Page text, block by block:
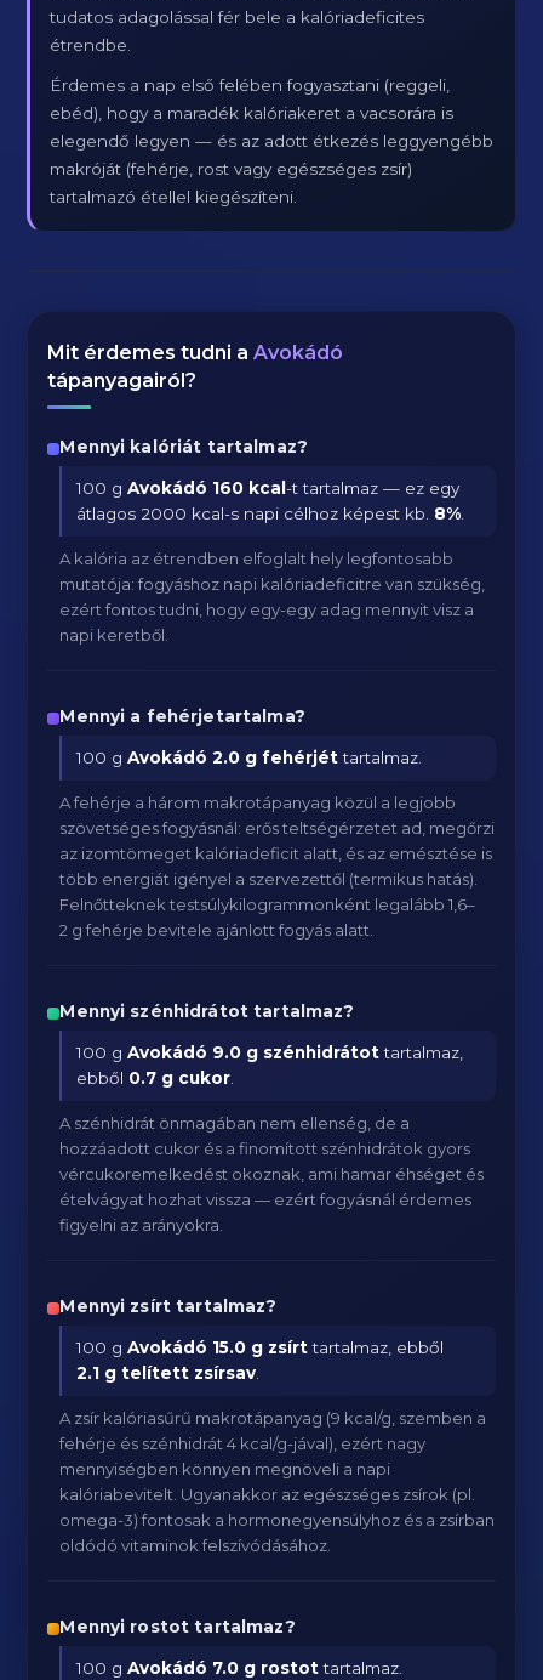
tudatos adagolással fér bele a kalóriadeficites
étrendbe.
Érdemes a nap első felében fogyasztani (reggeli,
ebéd), hogy a maradék kalóriakeret a vacsorára is
elegendő legyen — és az adott étkezés leggyengébb
makróját (fehérje, rost vagy egészséges zsír)
tartalmazó étellel kiegészíteni.
Mit érdemes tudni aAvokádó
tápanyagairól?
Mennyi kalóriát tartalmaz?
100 gAvokádó 160 kcal-t tartalmaz — ez egy
átlagos 2000 kcal-s napi célhoz képest kb. 8%
A kalória az étrendben elfoglalt hely legfontosabb
mutatója: fogyáshoz napi kalóriadeficitre van szükség,
ezért fontos tudni, hogy egy-egy adag mennyit visz a
napi keretből.
Mennyi a fehérjetartalma?
100 gAvokádó 2.0 g fehérjéttartalmaz.
A fehérje a három makrotápanyag közül a legjobb
szövetséges fogyásnál: erős teltségérzetet ad, megőrzi
az izomtömeget kalóriadeficit alatt, és az emésztése is
több energiát igényel a szervezettől (termikus hatás).
Felnőtteknek testsúlykilogrammonként legalább 1,6–
2 g fehérje bevitele ajánlott fogyás alatt.
Mennyi szénhidrátot tartalmaz?
100 gAvokádó 9.0 g szénhidrátottartalmaz,
ebből 0.7 g cukor
A szénhidrát önmagában nem ellenség, de a
hozzáadott cukor és a finomított szénhidrátok gyors
vércukoremelkedést okoznak, ami hamar éhséget és
ételvágyat hozhat vissza — ezért fogyásnál érdemes
figyelni az arányokra.
Mennyi zsírt tartalmaz?
100 gAvokádó 15.0 g zsírttartalmaz, ebből
2.1 g telített zsírsav
A zsír kalóriasűrű makrotápanyag (9 kcal/g, szemben a
fehérje és szénhidrát 4 kcal/g-jával), ezért nagy
mennyiségben könnyen megnöveli a napi
kalóriabevitelt. Ugyanakkor az egészséges zsírok (pl.
omega-3) fontosak a hormonegyensúlyhoz és a zsírban
oldódó vitaminok felszívódásához.
Mennyi rostot tartalmaz?
100 gAvokádó 7.0 g rostottartalmaz.